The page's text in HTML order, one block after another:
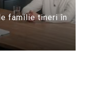
familie tineri în